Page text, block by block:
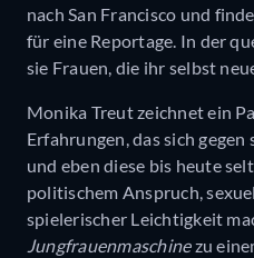
nach San Francisco und
für eine Reportage. In der
sie Frauen, die ihr selbst
Monika Treut zeichnet ein
Erfahrungen, das sich
und eben diese bis heute
politischem Anspruch,
spielerischer Leichtigkeit
Jungfrauenmaschinezu